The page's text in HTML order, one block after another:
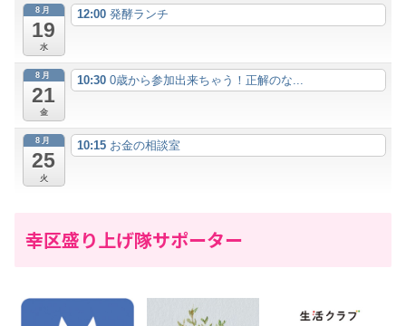
8月
19
水
12:00 発酵ランチ
8月
21
金
10:30 0歳から参加出来ちゃう！正解のな...
8月
25
火
10:15 お金の相談室
幸区盛り上げ隊サポーター